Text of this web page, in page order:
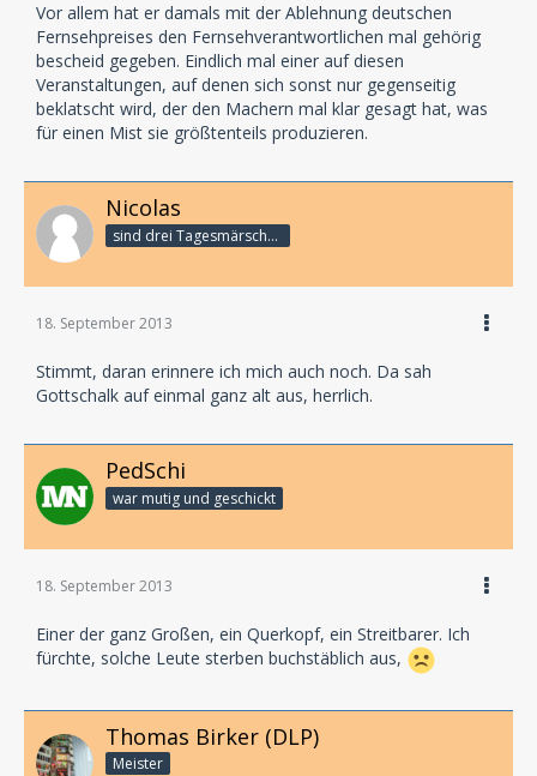
Vor allem hat er damals mit der Ablehnung deutschen
Fernsehpreises den Fernsehverantwortlichen mal gehörig
bescheid gegeben. Eindlich mal einer auf diesen
Veranstaltungen, auf denen sich sonst nur gegenseitig
beklatscht wird, der den Machern mal klar gesagt hat, was
für einen Mist sie größtenteils produzieren.
Nicolas
sind drei Tagesmärsche bis zum Subway ...
18. September 2013
Stimmt, daran erinnere ich mich auch noch. Da sah
Gottschalk auf einmal ganz alt aus, herrlich.
PedSchi
war mutig und geschickt
18. September 2013
Einer der ganz Großen, ein Querkopf, ein Streitbarer. Ich
fürchte, solche Leute sterben buchstäblich aus,
Thomas Birker (DLP)
Meister